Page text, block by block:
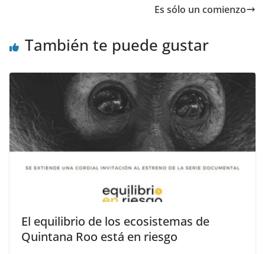
Es sólo un comienzo
También te puede gustar
El equilibrio de los ecosistemas de
Quintana Roo está en riesgo